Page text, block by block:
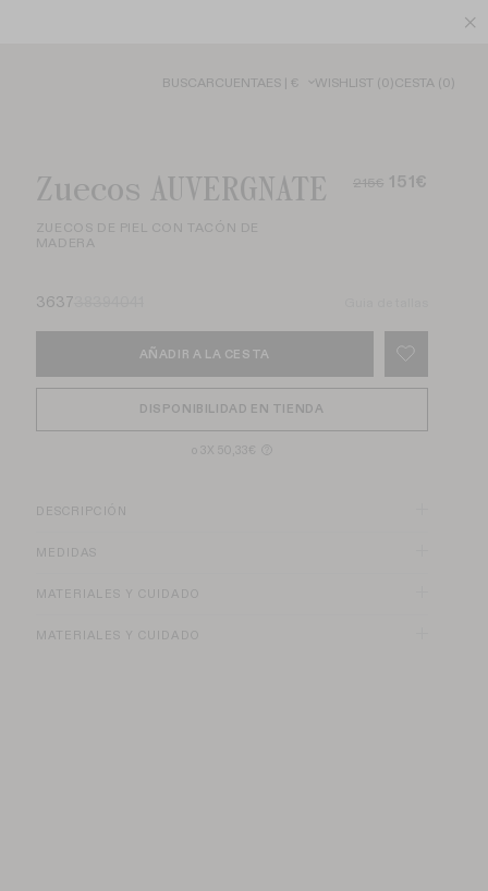
BUSCARCUENTAES | € WISHLIST (0)CESTA (0)
Zuecos AUVERGNATE 215€ 151€
ZUECOS DE PIEL CON TACÓN DE
MADERA
3637
AÑADIR A LA CESTA
DISPONIBILIDAD EN TIENDA
o 3X 50,33€
DESCRIPCIÓN
Altura del tacón: 8,2 cm
MEDIDAS
MATERIALES Y CUIDADO
MATERIALES Y CUIDADO